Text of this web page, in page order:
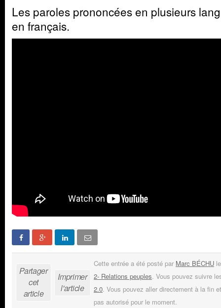
Les paroles prononcées en plusieurs
en français.
Partager
cet
article
Imprimer
l'article
Cette entrée a été posté par Marc BÉCHU
2- Relations peuples. Vous pouvez suivre
2.0. Vous pouvez aller directement à la fin
pas autorisé pour le moment.